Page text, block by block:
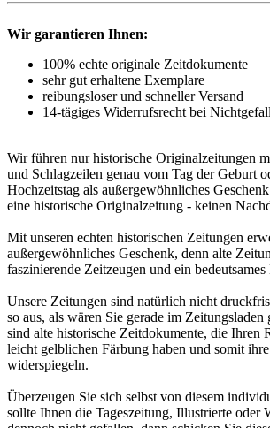
Wir garantieren Ihnen:
100% echte originale Zeitdokumente
sehr gut erhaltene Exemplare
reibungsloser und schneller Versand
14-tägiges Widerrufsrecht bei
Wir führen nur historische Originalzeitungen
und Schlagzeilen genau vom Tag der Geburt
Hochzeitstag als außergewöhnliches
eine historische Originalzeitung - keinen
Mit unseren echten historischen Zeitungen
außergewöhnliches Geschenk, denn alte
faszinierende Zeitzeugen und ein
Unsere Zeitungen sind natürlich nicht
so aus, als wären Sie gerade im
sind alte historische Zeitdokumente, die Ihren
leicht gelblichen Färbung haben und somit
widerspiegeln.
Überzeugen Sie sich selbst von diesem
sollte Ihnen die Tageszeitung, Illustrierte oder